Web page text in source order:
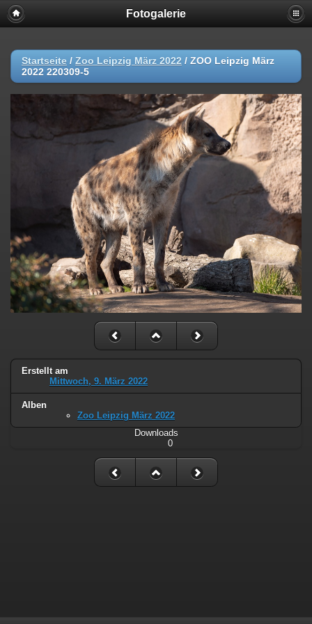
Fotogalerie
Startseite / Zoo Leipzig März 2022 / ZOO Leipzig März
2022 220309-5
Erstellt am
Mittwoch, 9. März 2022
Alben
Zoo Leipzig März 2022
Downloads
0